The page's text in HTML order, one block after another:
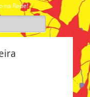
na Rede!